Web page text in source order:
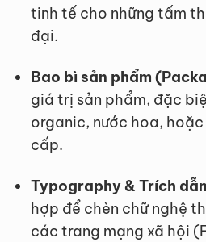
tinh tế cho những tấm
đại.
Bao bì sản phẩm
giá trị sản phẩm, đặc
organic, nước hoa,
cấp.
Typography & Trích
hợp để chèn chữ nghệ
các trang mạng xã hội